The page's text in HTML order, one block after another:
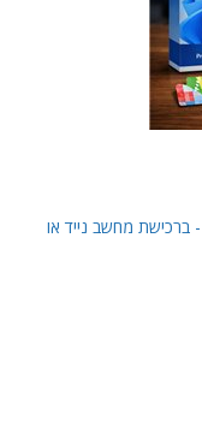
התקנת מערכת הפעלה Windows 11 Pro - ברכישת מחשב נייד או